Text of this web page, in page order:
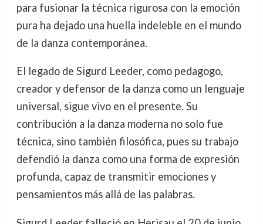
para fusionar la técnica rigurosa con la emoción
pura ha dejado una huella indeleble en el mundo
de la danza contemporánea.
El legado de Sigurd Leeder, como pedagogo,
creador y defensor de la danza como un lenguaje
universal, sigue vivo en el presente. Su
contribución a la danza moderna no solo fue
técnica, sino también filosófica, pues su trabajo
defendió la danza como una forma de expresión
profunda, capaz de transmitir emociones y
pensamientos más allá de las palabras.